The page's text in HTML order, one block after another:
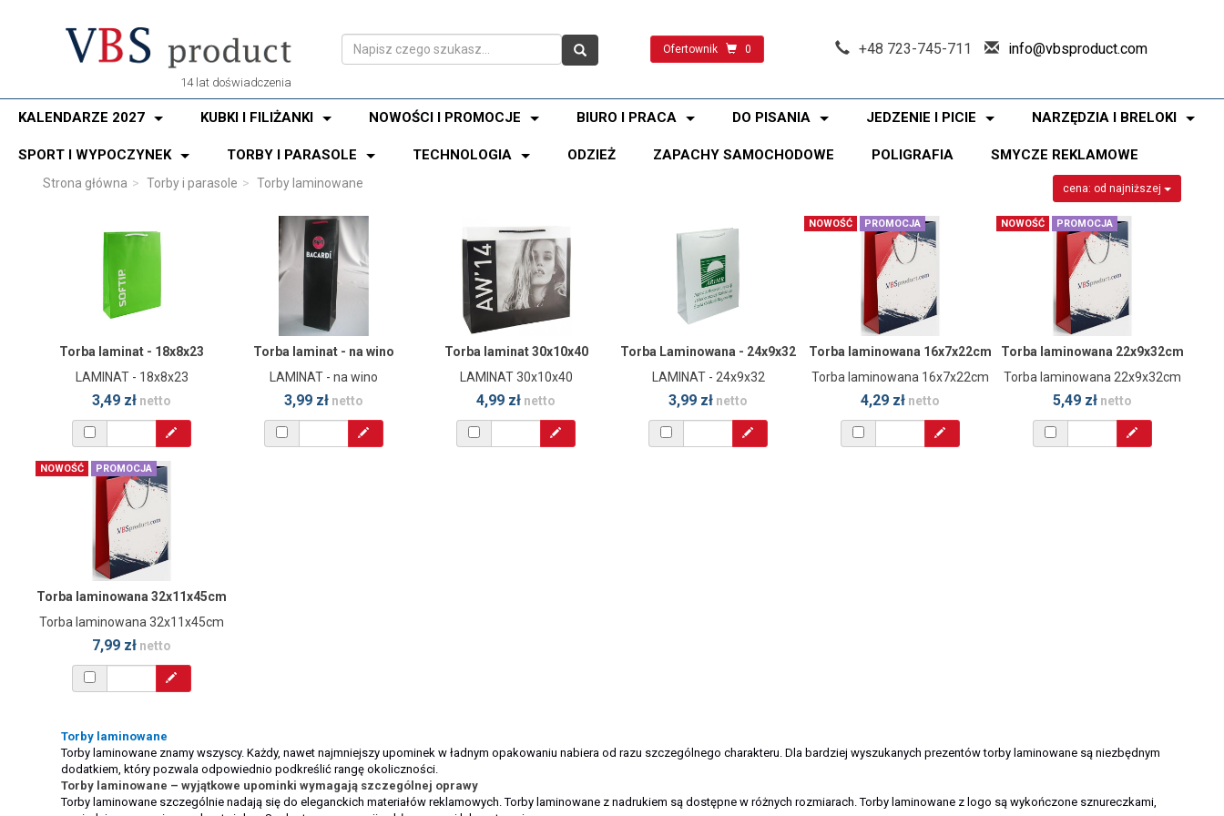
14 lat doświadczenia
Ofertownik 0 +48 723-745-711 info@vbsproduct.com
KALENDARZE 2027 KUBKI I FILIŻANKI NOWOŚCI I PROMOCJE BIURO I PRACA DO PISANIA JEDZENIE I PICIE NARZĘDZIA I BRELOKI
SPORT I WYPOCZYNEK TORBY I PARASOLE TECHNOLOGIA ODZIEŻ ZAPACHY SAMOCHODOWE POLIGRAFIA SMYCZE REKLAMOWE
Strona główna Torby i parasole Torby laminowane cena: od najniższej
Torba laminat - 18x8x23
LAMINAT - 18x8x23
3,49 zł netto
Torba laminat - na wino
LAMINAT - na wino
3,99 zł netto
Torba laminat 30x10x40
LAMINAT 30x10x40
4,99 zł netto
Torba Laminowana - 24x9x32
LAMINAT - 24x9x32
3,99 zł netto
NOWOŚĆ PROMOCJA
Torba laminowana 16x7x22cm
Torba laminowana 16x7x22cm
4,29 zł netto
NOWOŚĆ PROMOCJA
Torba laminowana 22x9x32cm
Torba laminowana 22x9x32cm
5,49 zł netto
NOWOŚĆ PROMOCJA
Torba laminowana 32x11x45cm
Torba laminowana 32x11x45cm
7,99 zł netto
Torby laminowane
Torby laminowane znamy wszyscy. Każdy, nawet najmniejszy upominek w ładnym opakowaniu nabiera od razu szczególnego charakteru. Dla bardziej wyszukanych prezentów torby laminowane są niezbędnym
dodatkiem, który pozwala odpowiednio podkreślić rangę okoliczności.
Torby laminowane – wyjątkowe upominki wymagają szczególnej oprawy
Torby laminowane szczególnie nadają się do eleganckich materiałów reklamowych. Torby laminowane z nadrukiem są dostępne w różnych rozmiarach. Torby laminowane z logo są wykończone sznureczkami,